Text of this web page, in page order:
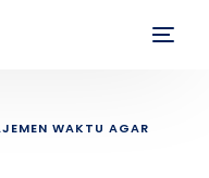
WAKTU AGAR